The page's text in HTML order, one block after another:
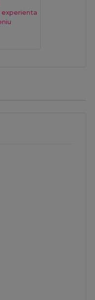
experienta